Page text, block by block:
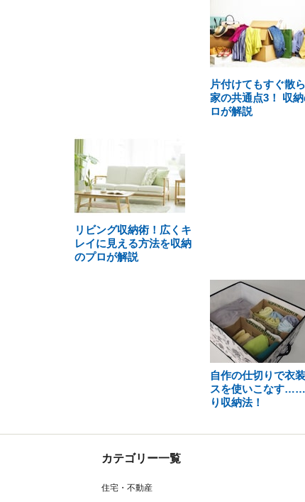
片付けてもすぐ散
家の共通点3！ 収
ロが解説
リビング収納術！広くキ
レイに見える方法を収納
のプロが解説
自作の仕切りで衣
スを使いこなす
り収納法！
カテゴリー一覧
住宅・不動産